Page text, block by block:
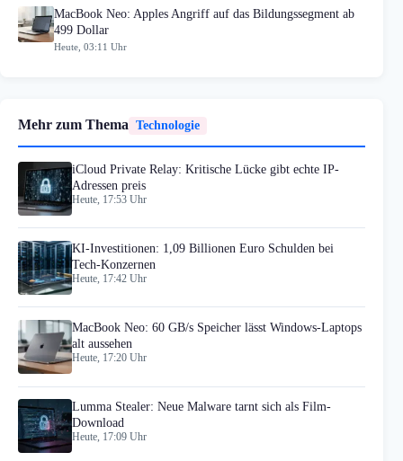
MacBook Neo: Apples Angriff auf das Bildungssegment ab
499 Dollar
Heute, 03:11 Uhr
Mehr zum Thema Technologie
iCloud Private Relay: Kritische Lücke gibt echte IP-
Adressen preis
Heute, 17:53 Uhr
KI-Investitionen: 1,09 Billionen Euro Schulden bei
Tech-Konzernen
Heute, 17:42 Uhr
MacBook Neo: 60 GB/s Speicher lässt Windows-Laptops
alt aussehen
Heute, 17:20 Uhr
Lumma Stealer: Neue Malware tarnt sich als Film-
Download
Heute, 17:09 Uhr